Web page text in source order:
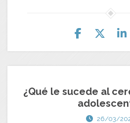
¿Qué le sucede al
26/03/